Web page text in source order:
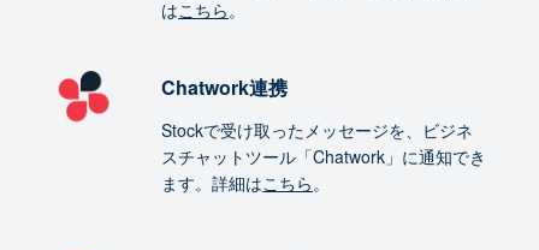
はこちら。
Chatwork連携
Stockで受け取ったメッセージを、ビジネ
スチャットツール「Chatwork」に通知でき
ます。詳細はこちら。